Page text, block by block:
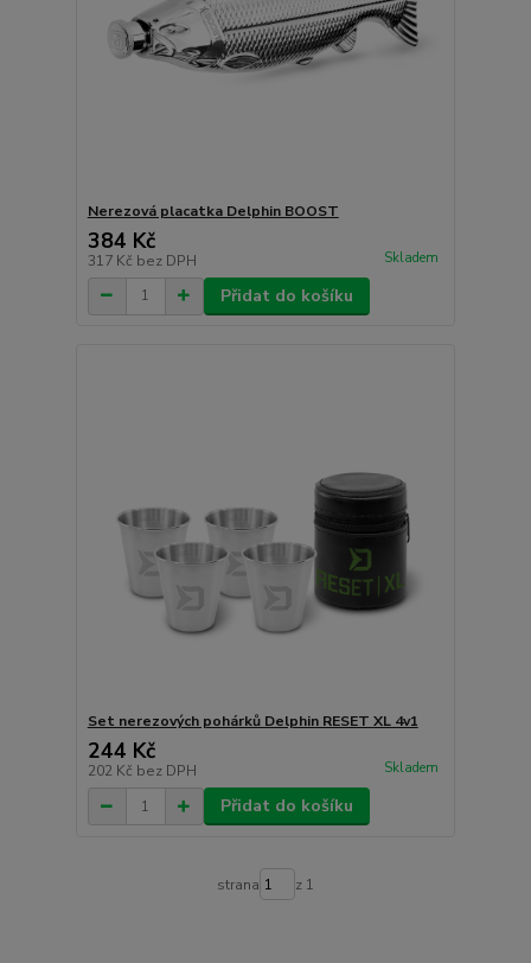
Nerezová placatka Delphin BOOST
384 Kč
317 Kč bez DPH Skladem
Přidat do košíku
Set nerezových pohárků Delphin RESET XL 4v1
244 Kč
202 Kč bez DPH Skladem
Přidat do košíku
strana z 1